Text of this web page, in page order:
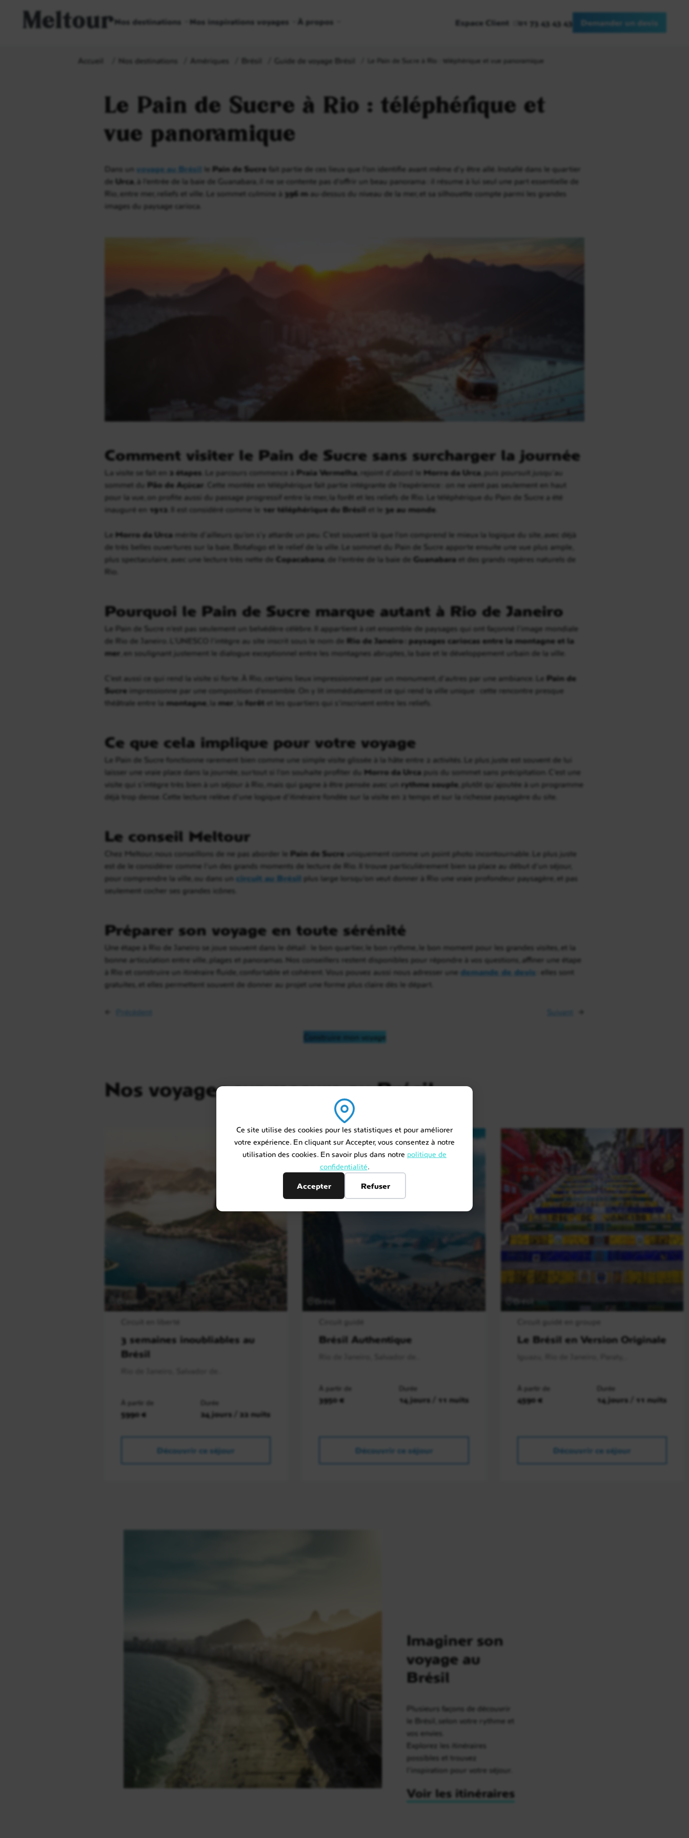
Ce site utilise des cookies pour les statistiques et pour améliorer
votre expérience. En cliquant sur Accepter, vous consentez à notre
utilisation des cookies. En savoir plus dans notre politique de
confidentialité.
Accepter
Refuser
MeltourNos destinations Nos inspirations voyages À propos Espace Client 01 73 43 43 43 Demander un devis
Accueil Nos destinations Amériques Brésil Guide de voyage Brésil Le Pain de Sucre à Rio : téléphérique et vue panoramique
Le Pain de Sucre à Rio : téléphérique et
vue panoramique
Dans un voyage au Brésil le Pain de Sucre fait partie de ces lieux que l’on identifie avant même d’y être allé. Installé dans le quartier
de Urca , à l’entrée de la baie de Guanabara, il ne se contente pas d’offrir un beau panorama : il résume à lui seul une part essentielle de
Rio, entre mer, reliefs et ville. Le sommet culmine à 396 m au-dessus du niveau de la mer, et sa silhouette compte parmi les grandes
images du paysage carioca.
Comment visiter le Pain de Sucre sans surcharger la journée
La visite se fait en 2 étapes . Le parcours commence à Praia Vermelha , rejoint d’abord le Morro da Urca , puis poursuit jusqu’au
sommet du Pão de Açúcar . Cette montée en téléphérique fait partie intégrante de l’expérience : on ne vient pas seulement en haut
pour la vue, on profite aussi du passage progressif entre la mer, la forêt et les reliefs de Rio. Le téléphérique du Pain de Sucre a été
inauguré en
1912 . Il est considéré comme le 1er téléphérique du Brésil et le 3e au monde
Le Morro da Urca mérite d’ailleurs qu’on s’y attarde un peu. C’est souvent là que l’on comprend le mieux la logique du site, avec déjà
de très belles ouvertures sur la baie, Botafogo et le relief de la ville. Le sommet du Pain de Sucre apporte ensuite une vue plus ample,
plus spectaculaire, avec une lecture très nette de Copacabana , de l’entrée de la baie de Guanabara et des grands repères naturels de
Pourquoi le Pain de Sucre marque autant à Rio de Janeiro
Le Pain de Sucre n’est pas seulement un belvédère célèbre. Il appartient à cet ensemble de paysages qui ont façonné l’image mondiale
de Rio de Janeiro. L’UNESCO l’intègre au site inscrit sous le nom de Rio de Janeiro : paysages cariocas entre la montagne et la
mer , en soulignant justement le dialogue exceptionnel entre les montagnes abruptes, la baie et le développement urbain de la ville.
C’est aussi ce qui rend la visite si forte. À Rio, certains lieux impressionnent par un monument, d’autres par une ambiance. Le Pain de
Sucre impressionne par une composition d’ensemble. On y lit immédiatement ce qui rend la ville unique : cette rencontre presque
théâtrale entre la montagne , la mer , la forêt et les quartiers qui s’inscrivent entre les reliefs.
Ce que cela implique pour votre voyage
Le Pain de Sucre fonctionne rarement bien comme une simple visite glissée à la hâte entre 2 activités. Le plus juste est souvent de lui
laisser une vraie place dans la journée, surtout si l’on souhaite profiter du Morro da Urca puis du sommet sans précipitation. C’est une
visite qui s’intègre très bien à un séjour à Rio, mais qui gagne à être pensée avec un rythme souple , plutôt qu’ajoutée à un programme
déjà trop dense. Cette lecture relève d’une logique d’itinéraire fondée sur la visite en 2 temps et sur la richesse paysagère du site.
Le conseil Meltour
Chez Meltour, nous conseillons de ne pas aborder le Pain de Sucre uniquement comme un point photo incontournable. Le plus juste
est de le considérer comme l’un des grands moments de lecture de Rio. Il trouve particulièrement bien sa place au début d’un séjour,
pour comprendre la ville, ou dans un circuit au Brésil plus large lorsqu’on veut donner à Rio une vraie profondeur paysagère, et pas
seulement cocher ses grandes icônes.
Préparer son voyage en toute sérénité
Une étape à Rio de Janeiro se joue souvent dans le détail : le bon quartier, le bon rythme, le bon moment pour les grandes visites, et la
bonne articulation entre ville, plages et panoramas. Nos conseillers restent disponibles pour répondre à vos questions, affiner une étape
à Rio et construire un itinéraire fluide, confortable et cohérent. Vous pouvez aussi nous adresser une demande de devis : elles sont
gratuites, et elles permettent souvent de donner au projet une forme plus claire dès le départ.
← Suivant →
Construire mon voyage
Nos voyages sur mesure au Brésil
3 semaines inoubliables au
Brésil
À partir de
5990 €
Durée
24 jours / 22 nuits
Découvrir ce séjour
Brésil
Brésil Authentique
À partir de
3950 €
Durée
14 jours / 11 nuits
Découvrir ce séjour
Le Brésil en Version Originale
À partir de
4590 €
Durée
14 jours / 11 nuits
Découvrir ce séjour
Imaginer son
voyage au
Brésil
Plusieurs façons de découvrir
le Brésil, selon votre rythme et
vos envies.
Explorez les itinéraires
possibles et trouvez
l’inspiration pour votre séjour.
Voir les itinéraires